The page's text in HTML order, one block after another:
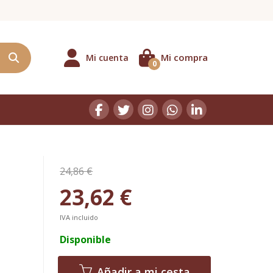
Mi cuenta Mi compra
0
24,86 €
23,62 €
IVA incluido
Disponible